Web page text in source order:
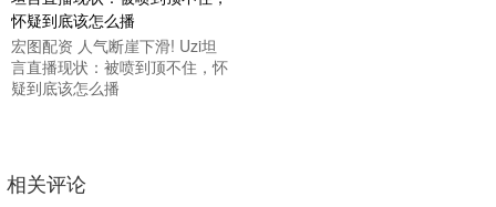
宏图配资 人气断崖下滑! Uzi坦
言直播现状：被喷到顶不住，怀
疑到底该怎么播
相关评论